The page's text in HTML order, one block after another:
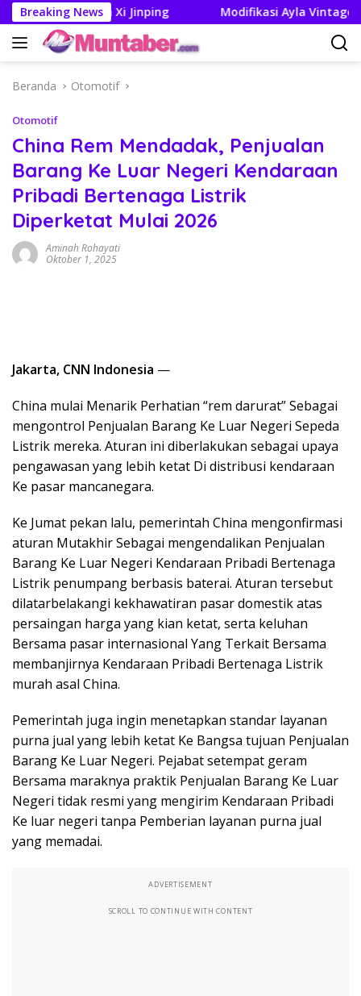
Langsung
ke
konten
Breaking News
dan Xi Jinping Modifikasi Ayla Vintage dan
Beranda Otomotif
Otomotif
China Rem Mendadak, Penjualan
Barang Ke Luar Negeri Kendaraan
Pribadi Bertenaga Listrik
Diperketat Mulai 2026
Aminah Rohayati
Oktober 1, 2025
Jakarta, CNN Indonesia —
China mulai Menarik Perhatian “rem darurat” Sebagai
mengontrol Penjualan Barang Ke Luar Negeri Sepeda
Listrik mereka. Aturan ini diberlakukan sebagai upaya
pengawasan yang lebih ketat Di distribusi kendaraan
Ke pasar mancanegara.
Ke Jumat pekan lalu, pemerintah China mengonfirmasi
aturan Mutakhir Sebagai mengendalikan Penjualan
Barang Ke Luar Negeri Kendaraan Pribadi Bertenaga
Listrik penumpang berbasis baterai. Aturan tersebut
dilatarbelakangi kekhawatiran pasar domestik atas
persaingan harga yang kian ketat, serta keluhan
Bersama pasar internasional Yang Terkait Bersama
membanjirnya Kendaraan Pribadi Bertenaga Listrik
murah asal China.
Pemerintah juga ingin menetapkan standar layanan
purna jual yang lebih ketat Ke Bangsa tujuan Penjualan
Barang Ke Luar Negeri. Pejabat setempat geram
Bersama maraknya praktik Penjualan Barang Ke Luar
Negeri tidak resmi yang mengirim Kendaraan Pribadi
Ke luar negeri tanpa Pemberian layanan purna jual
yang memadai.
ADVERTISEMENT
SCROLL TO CONTINUE WITH CONTENT